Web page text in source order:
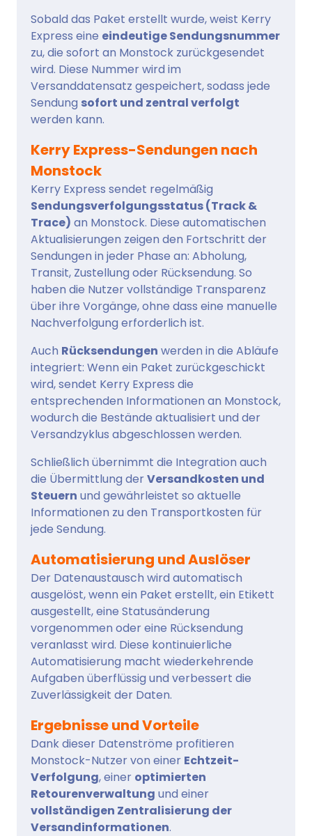
Sobald das Paket erstellt wurde, weist Kerry
Express eine eindeutige Sendungsnummer
zu, die sofort an Monstock zurückgesendet
wird. Diese Nummer wird im
Versanddatensatz gespeichert, sodass jede
Sendung sofort und zentral verfolgt
werden kann.
Kerry Express-Sendungen nach
Monstock
Kerry Express sendet regelmäßig
Sendungsverfolgungsstatus (Track &
Trace) an Monstock. Diese automatischen
Aktualisierungen zeigen den Fortschritt der
Sendungen in jeder Phase an: Abholung,
Transit, Zustellung oder Rücksendung. So
haben die Nutzer vollständige Transparenz
über ihre Vorgänge, ohne dass eine manuelle
Nachverfolgung erforderlich ist.
Auch Rücksendungen werden in die Abläufe
integriert: Wenn ein Paket zurückgeschickt
wird, sendet Kerry Express die
entsprechenden Informationen an Monstock,
wodurch die Bestände aktualisiert und der
Versandzyklus abgeschlossen werden.
Schließlich übernimmt die Integration auch
die Übermittlung derVersandkosten und
Steuern und gewährleistet so aktuelle
Informationen zu den Transportkosten für
jede Sendung.
Automatisierung und Auslöser
Der Datenaustausch wird automatisch
ausgelöst, wenn ein Paket erstellt, ein Etikett
ausgestellt, eine Statusänderung
vorgenommen oder eine Rücksendung
veranlasst wird. Diese kontinuierliche
Automatisierung macht wiederkehrende
Aufgaben überflüssig und verbessert die
Zuverlässigkeit der Daten.
Ergebnisse und Vorteile
Dank dieser Datenströme profitieren
Monstock-Nutzer von einer Echtzeit-
Verfolgung, einer optimierten
Retourenverwaltung und einer
vollständigen Zentralisierung der
Versandinformationen.